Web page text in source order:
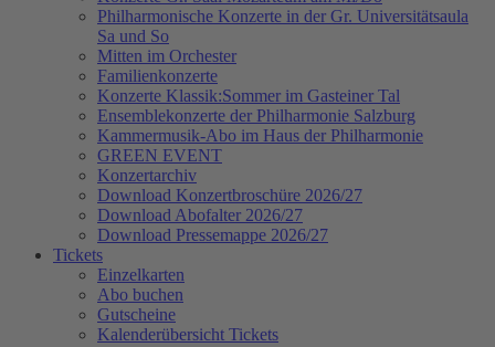
Philharmonische Konzerte in der Gr. Universitätsaula
Sa und So
Mitten im Orchester
Familienkonzerte
Konzerte Klassik:Sommer im Gasteiner Tal
Ensemblekonzerte der Philharmonie Salzburg
Kammermusik-Abo im Haus der Philharmonie
GREEN EVENT
Konzertarchiv
Download Konzertbroschüre 2026/27
Download Abofalter 2026/27
Download Pressemappe 2026/27
Tickets
Einzelkarten
Abo buchen
Gutscheine
Kalenderübersicht Tickets